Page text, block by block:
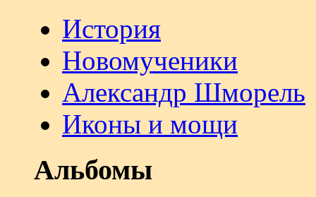
История
Новомученики
Александр Шморель
Иконы и мощи
Альбомы